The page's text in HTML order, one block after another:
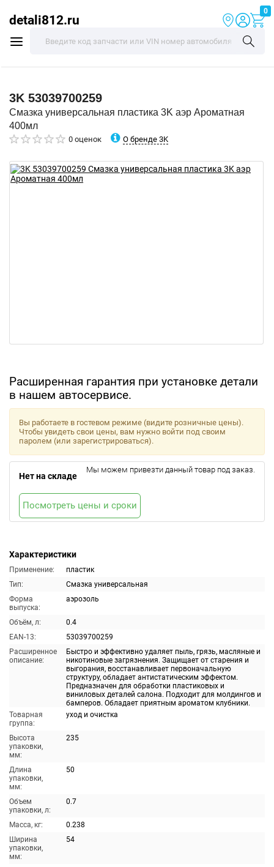
detali812.ru
0
3K 53039700259
Смазка универсальная пластика 3K аэр Ароматная
400мл
0 оценок О бренде 3K
Расширенная гарантия при установке детали
в нашем автосервисе.
Характеристики
Применение:
пластик
Тип:
Смазка универсальная
Форма
выпуска:
аэрозоль
Объём, л:
0.4
EAN-13:
53039700259
Расширенное
описание:
Быстро и эффективно удаляет пыль, грязь, масляные и
никотиновые загрязнения. Защищает от старения и
выгорания, восстанавливает первоначальную
структуру, обладает антистатическим эффектом.
Предназначен для обработки пластиковых и
виниловых деталей салона. Подходит для молдингов и
бамперов. Обладает приятным ароматом клубники.
Товарная
группа:
уход и очистка
Высота
упаковки,
мм:
235
Длина
упаковки,
мм:
50
Объем
упаковки, л:
0.7
Масса, кг:
0.238
Ширина
упаковки,
мм:
54
Вы работаете в гостевом режиме (видите розничные цены).
Чтобы увидеть свои цены, вам нужно войти под своим
паролем (или зарегистрироваться).
Нет на складе
Мы можем привезти данный товар под заказ.
Посмотреть цены и сроки